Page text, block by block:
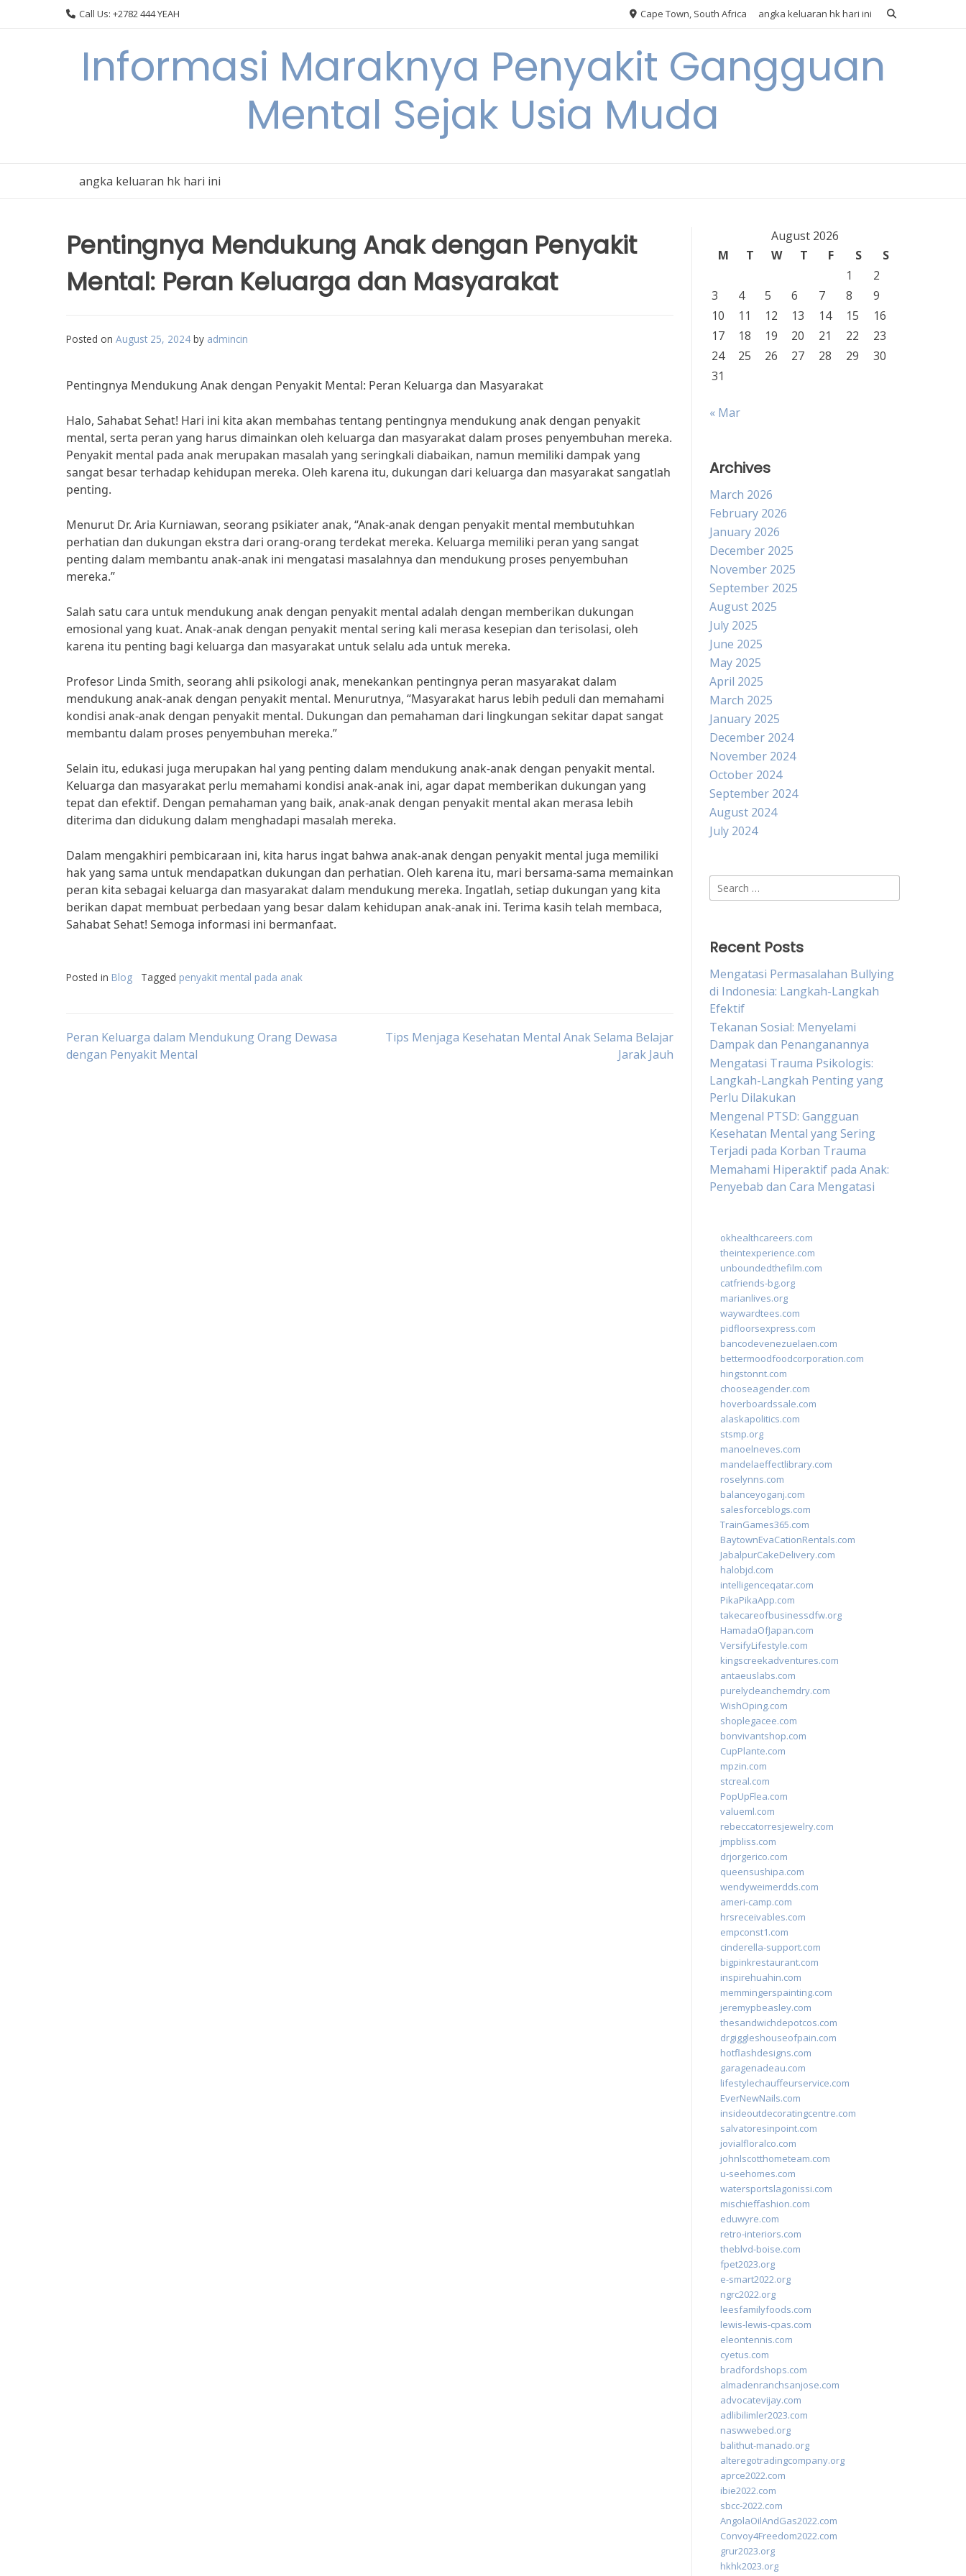
Call Us: +2782 444 YEAH Cape Town, South Africa angka keluaran hk hari ini
Informasi Maraknya Penyakit Gangguan
Mental Sejak Usia Muda
angka keluaran hk hari ini
Pentingnya Mendukung Anak dengan Penyakit
Mental: Peran Keluarga dan Masyarakat
Posted on August 25, 2024 by admincin
Pentingnya Mendukung Anak dengan Penyakit Mental: Peran Keluarga dan Masyarakat
Halo, Sahabat Sehat! Hari ini kita akan membahas tentang pentingnya mendukung anak dengan penyakit
mental, serta peran yang harus dimainkan oleh keluarga dan masyarakat dalam proses penyembuhan mereka.
Penyakit mental pada anak merupakan masalah yang seringkali diabaikan, namun memiliki dampak yang
sangat besar terhadap kehidupan mereka. Oleh karena itu, dukungan dari keluarga dan masyarakat sangatlah
penting.
Menurut Dr. Aria Kurniawan, seorang psikiater anak, “Anak-anak dengan penyakit mental membutuhkan
perhatian dan dukungan ekstra dari orang-orang terdekat mereka. Keluarga memiliki peran yang sangat
penting dalam membantu anak-anak ini mengatasi masalahnya dan mendukung proses penyembuhan
mereka.”
Salah satu cara untuk mendukung anak dengan penyakit mental adalah dengan memberikan dukungan
emosional yang kuat. Anak-anak dengan penyakit mental sering kali merasa kesepian dan terisolasi, oleh
karena itu penting bagi keluarga dan masyarakat untuk selalu ada untuk mereka.
Profesor Linda Smith, seorang ahli psikologi anak, menekankan pentingnya peran masyarakat dalam
mendukung anak-anak dengan penyakit mental. Menurutnya, “Masyarakat harus lebih peduli dan memahami
kondisi anak-anak dengan penyakit mental. Dukungan dan pemahaman dari lingkungan sekitar dapat sangat
membantu dalam proses penyembuhan mereka.”
Selain itu, edukasi juga merupakan hal yang penting dalam mendukung anak-anak dengan penyakit mental.
Keluarga dan masyarakat perlu memahami kondisi anak-anak ini, agar dapat memberikan dukungan yang
tepat dan efektif. Dengan pemahaman yang baik, anak-anak dengan penyakit mental akan merasa lebih
diterima dan didukung dalam menghadapi masalah mereka.
Dalam mengakhiri pembicaraan ini, kita harus ingat bahwa anak-anak dengan penyakit mental juga memiliki
hak yang sama untuk mendapatkan dukungan dan perhatian. Oleh karena itu, mari bersama-sama memainkan
peran kita sebagai keluarga dan masyarakat dalam mendukung mereka. Ingatlah, setiap dukungan yang kita
berikan dapat membuat perbedaan yang besar dalam kehidupan anak-anak ini. Terima kasih telah membaca,
Sahabat Sehat! Semoga informasi ini bermanfaat.
Posted in Blog Tagged penyakit mental pada anak
Post
Peran Keluarga dalam Mendukung Orang Dewasa
dengan Penyakit Mental
Tips Menjaga Kesehatan Mental Anak Selama Belajar
Jarak Jauh
August 2026
M
T W T F S
S
1
2
3
4 5 6 7 8
9
10
11 12 13 14 15
16
17
18 19 20 21 22
23
24
25 26 27 28 29
30
31
« Mar
Archives
March 2026
February 2026
January 2026
December 2025
November 2025
September 2025
August 2025
July 2025
June 2025
May 2025
April 2025
March 2025
January 2025
December 2024
November 2024
October 2024
September 2024
August 2024
July 2024
Search
for:
Recent Posts
Mengatasi Permasalahan Bullying
di Indonesia: Langkah-Langkah
Efektif
Tekanan Sosial: Menyelami
Dampak dan Penanganannya
Mengatasi Trauma Psikologis:
Langkah-Langkah Penting yang
Perlu Dilakukan
Mengenal PTSD: Gangguan
Kesehatan Mental yang Sering
Terjadi pada Korban Trauma
Memahami Hiperaktif pada Anak:
Penyebab dan Cara Mengatasi
okhealthcareers.com
theintexperience.com
unboundedthefilm.com
catfriends-bg.org
marianlives.org
waywardtees.com
pidfloorsexpress.com
bancodevenezuelaen.com
bettermoodfoodcorporation.com
hingstonnt.com
chooseagender.com
hoverboardssale.com
alaskapolitics.com
stsmp.org
manoelneves.com
mandelaeffectlibrary.com
roselynns.com
balanceyoganj.com
salesforceblogs.com
TrainGames365.com
BaytownEvaCationRentals.com
JabalpurCakeDelivery.com
halobjd.com
intelligenceqatar.com
PikaPikaApp.com
takecareofbusinessdfw.org
HamadaOfJapan.com
VersifyLifestyle.com
kingscreekadventures.com
antaeuslabs.com
purelycleanchemdry.com
WishOping.com
shoplegacee.com
bonvivantshop.com
CupPlante.com
mpzin.com
stcreal.com
PopUpFlea.com
valueml.com
rebeccatorresjewelry.com
jmpbliss.com
drjorgerico.com
queensushipa.com
wendyweimerdds.com
ameri-camp.com
hrsreceivables.com
empconst1.com
cinderella-support.com
bigpinkrestaurant.com
inspirehuahin.com
memmingerspainting.com
jeremypbeasley.com
thesandwichdepotcos.com
drgiggleshouseofpain.com
hotflashdesigns.com
garagenadeau.com
lifestylechauffeurservice.com
EverNewNails.com
insideoutdecoratingcentre.com
salvatoresinpoint.com
jovialfloralco.com
johnlscotthometeam.com
u-seehomes.com
watersportslagonissi.com
mischieffashion.com
eduwyre.com
retro-interiors.com
theblvd-boise.com
fpet2023.org
e-smart2022.org
ngrc2022.org
leesfamilyfoods.com
lewis-lewis-cpas.com
eleontennis.com
cyetus.com
bradfordshops.com
almadenranchsanjose.com
advocatevijay.com
adlibilimler2023.com
naswwebed.org
balithut-manado.org
alteregotradingcompany.org
aprce2022.com
ibie2022.com
sbcc-2022.com
AngolaOilAndGas2022.com
Convoy4Freedom2022.com
grur2023.org
hkhk2023.org